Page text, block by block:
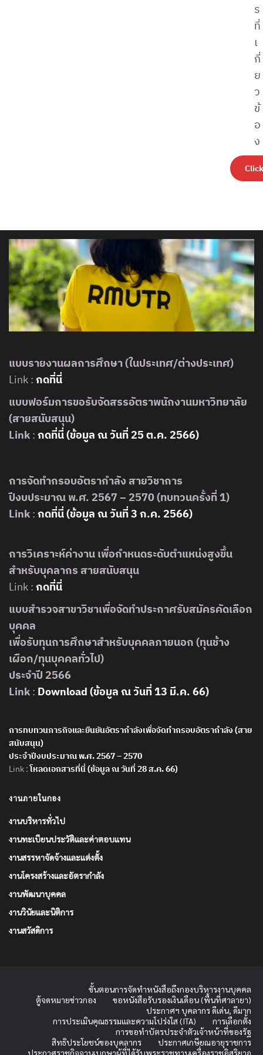
ร
ที่
เ
กี่
ย
ว
ข้
อ
ง
Click
แบบรายงานผลการศึกษา (ในประเทศ/ต่างประเทศ)
Link : กดที่นี่
แบบฟอร์มการขอรับจัดสรรอัตราพนักงานมหาวิทยาลัย
(สายสนับสนุน)
Link : กดที่นี่ (ข้อมูล ณ วันที่ 25 ต.ค. 2566)
การจัดทำกรอบอัตรากำลัง สายวิชาการ
ปีงบประมาณ พ.ศ. 2567 – 2570 (ทบทวนครั้งที่ 1)
Link : กดที่นี่ (ข้อมูล ณ วันที่ 3 ก.ค. 2566)
การวิเคราะห์ค่างาน เพื่อกำหนดระดับตำแหน่งสูงขึ้น
สำหรับบุคลากร สายสนับสนุน
Link : กดที่นี่
แบบสำรวจสาขาวิชาเพื่อจัดทำประกาศรับสมัครคัดเลือก
บุคคล
เพื่อรับทุนการศึกษาสำหรับบุคคลภายนอก (ทุนช้าง
เผือก/ทุนบุคคลทั่วไป)
ประจำปี 2566
Link : Download (ข้อมูล ณ วันที่ 13 มี.ค. 66)
การทบทวนภารกิจและยืนยันอัตรากำลังเพื่อจัดทำกรอบอัตรากำลัง (สาย
สนับสนุน)
ประจำปีงบประมาณ พ.ศ. 2567 – 2570
Link : โหลดเอกสารที่นี่ (ข้อมูล ณ วันที่ 28 ส.ค. 66)
งานภายในกอง
งานบริหารทั่วไป
งานทะเบียนประวัติและค่าตอบแทน
งานสรรหาจัดจ้างและแต่งตั้ง
งานโครงสร้างและอัตรากำลัง
งานพัฒนาบุคคล
งานวินัยและนิติการ
งานสวัสดิการ
ขั้นตอนการจัดทำหนังสือถึงกองบริหารงานบุคคล
ตู้จดหมายข่าวกอง
ขอหนังสือรับรองเงินเดือน (พื้นที่ศาลายา)
ประกาศฯ บุคลากร ดีเด่น, ดีมาก
การประเมินคุณธรรมและความโปร่งใส (ITA)
การเลือกตั้ง
การขอทำบัตรประจำตัวเจ้าหน้าที่ของรัฐ
สิทธิประโยชน์ของบุคลากร
ประกาศเกษียณอายุราชการ
ประกาศราชกิจจานุเบกษาผู้ที่ได้รับพระราชทานเครื่องราชอิสริยาภ